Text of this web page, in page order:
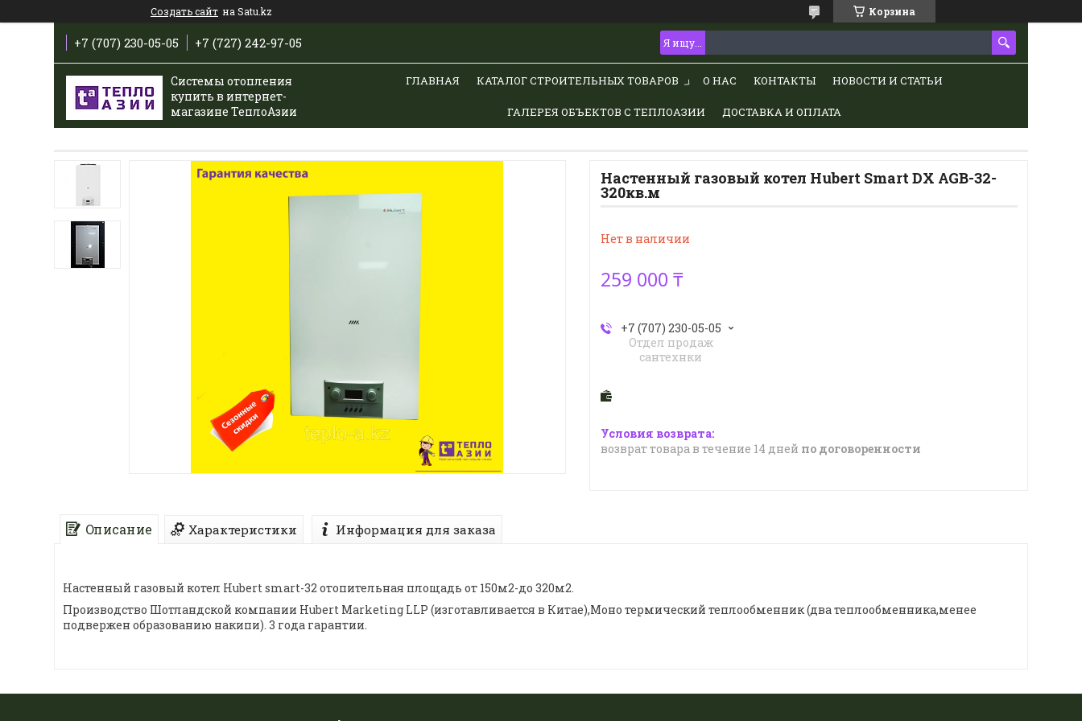
Создать сайт на Satu.kz Корзина
+7 (707) 230-05-05 +7 (727) 242-97-05
Системы отопления
купить в интернет-
магазине ТеплоАзии
ГЛАВНАЯ КАТАЛОГ СТРОИТЕЛЬНЫХ ТОВАРОВ О НАС КОНТАКТЫ НОВОСТИ И СТАТЬИ
ГАЛЕРЕЯ ОБЪЕКТОВ С ТЕПЛОАЗИИ ДОСТАВКА И ОПЛАТА
Настенный газовый котел Hubert Smart DX AGB-32-
320кв.м
Нет в наличии
259 000 ₸
+7 (707) 230-05-05
Отдел продаж
сантехнки
возврат товара в течение 14 дней по договоренности
Описание Характеристики Информация для заказа
Настенный газовый котел Hubert smart-32 отопительная площадь от 150м2-до 320м2.
Производство Шотландской компании Hubert Marketing LLP (изготавливается в Китае),Моно термический теплообменник (два теплообменника,менее
подвержен образованию накипи). 3 года гарантии.